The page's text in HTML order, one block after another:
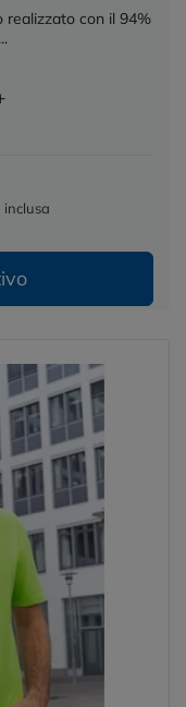
realizzato con il 94%
inclusa